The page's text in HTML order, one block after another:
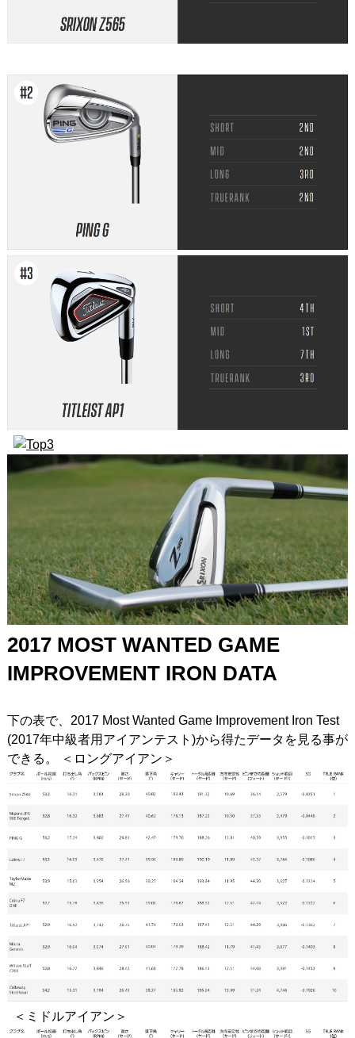
2017 MOST WANTED GAME
IMPROVEMENT IRON DATA
下の表で、2017 Most Wanted Game Improvement Iron Test
(2017年中級者用アイアンテスト)から得たデータを見る事が
できる。 ＜ロングアイアン＞
＜ミドルアイアン＞